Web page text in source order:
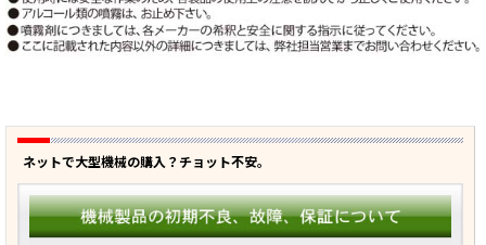
ネットで大型機械の購入？チョット不安。